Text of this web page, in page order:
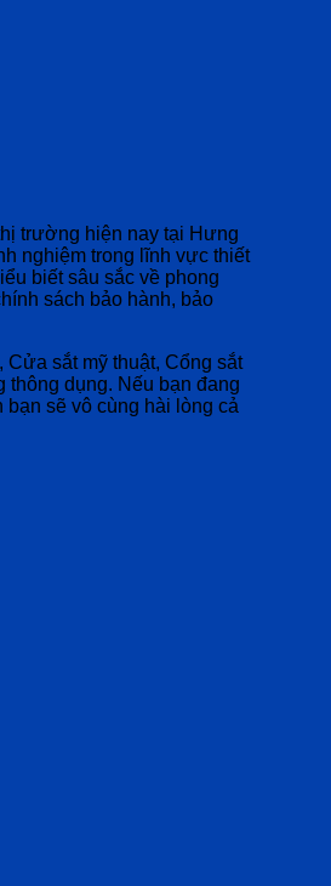
trường hiện nay tại Hưng
nghiệm trong lĩnh vực thiết
biết sâu sắc về phong
sách bảo hành, bảo
sắt mỹ thuật, Cổng sắt
thông dụng. Nếu bạn đang
bạn sẽ vô cùng hài lòng cả